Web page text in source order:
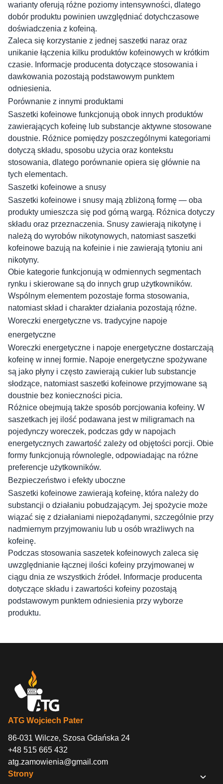
warianty oferują różne poziomy intensywności, dlatego
dobór produktu powinien uwzględniać dotychczasowe
doświadczenia z kofeiną.
Zaleca się korzystanie z jednej saszetki naraz oraz
unikanie łączenia kilku produktów kofeinowych w krótkim
czasie. Informacje producenta dotyczące stosowania i
dawkowania pozostają podstawowym punktem
odniesienia.
Porównanie z innymi produktami
Saszetki kofeinowe funkcjonują obok innych produktów
zawierających kofeinę lub substancje aktywne stosowane
doustnie. Różnice pomiędzy poszczególnymi kategoriami
dotyczą składu, sposobu użycia oraz kontekstu
stosowania, dlatego porównanie opiera się głównie na
tych elementach.
Saszetki kofeinowe a snusy
Saszetki kofeinowe i snusy mają zbliżoną formę — oba
produkty umieszcza się pod górną wargą. Różnica dotyczy
składu oraz przeznaczenia. Snusy zawierają nikotynę i
należą do wyrobów nikotynowych, natomiast saszetki
kofeinowe bazują na kofeinie i nie zawierają tytoniu ani
nikotyny.
Obie kategorie funkcjonują w odmiennych segmentach
rynku i skierowane są do innych grup użytkowników.
Wspólnym elementem pozostaje forma stosowania,
natomiast skład i charakter działania pozostają różne.
Woreczki energetyczne vs. tradycyjne napoje
energetyczne
Woreczki energetyczne i napoje energetyczne dostarczają
kofeinę w innej formie. Napoje energetyczne spożywane
są jako płyny i często zawierają cukier lub substancje
słodzące, natomiast saszetki kofeinowe przyjmowane są
doustnie bez konieczności picia.
Różnice obejmują także sposób porcjowania kofeiny. W
saszetkach jej ilość podawana jest w miligramach na
pojedynczy woreczek, podczas gdy w napojach
energetycznych zawartość zależy od objętości porcji. Obie
formy funkcjonują równolegle, odpowiadając na różne
preferencje użytkowników.
Bezpieczeństwo i efekty uboczne
Saszetki kofeinowe zawierają kofeinę, która należy do
substancji o działaniu pobudzającym. Jej spożycie może
wiązać się z działaniami niepożądanymi, szczególnie przy
nadmiernym przyjmowaniu lub u osób wrażliwych na
kofeinę.
Podczas stosowania saszetek kofeinowych zaleca się
uwzględnianie łącznej ilości kofeiny przyjmowanej w
ciągu dnia ze wszystkich źródeł. Informacje producenta
dotyczące składu i zawartości kofeiny pozostają
podstawowym punktem odniesienia przy wyborze
produktu.
ATG Wojciech Pater
86-031 Wilcze, Szosa Gdańska 24
+48 515 665 432
atg.zamowienia@gmail.com
Strony